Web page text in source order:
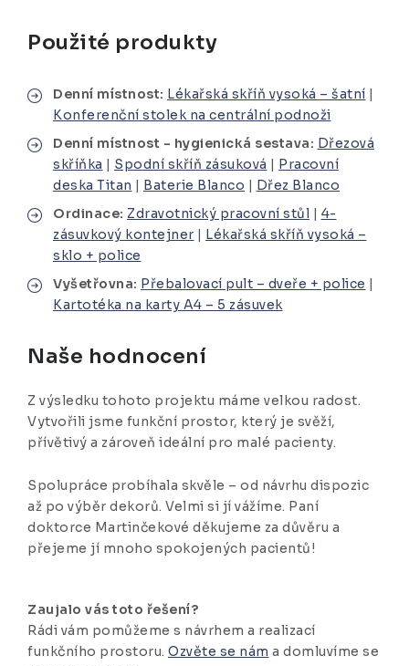
Použité produkty
Denní místnost: Lékařská skříň vysoká – šatní |
Konferenční stolek na centrální podnoži
Denní místnost - hygienická sestava: Dřezová
skříňka | Spodní skříň zásuková | Pracovní
deska Titan | Baterie Blanco | Dřez Blanco
Ordinace: Zdravotnický pracovní stůl | 4-
zásuvkový kontejner | Lékařská skříň vysoká –
sklo + police
Vyšetřovna: Přebalovací pult – dveře + police |
Kartotéka na karty A4 – 5 zásuvek
Naše hodnocení
Z výsledku tohoto projektu máme velkou radost.
Vytvořili jsme funkční prostor, který je svěží,
přívětivý a zároveň ideální pro malé pacienty.
Spolupráce probíhala skvěle – od návrhu dispozic
až po výběr dekorů. Velmi si jí vážíme. Paní
doktorce Martinčekové děkujeme za důvěru a
přejeme jí mnoho spokojených pacientů!
Zaujalo vás toto řešení?
Rádi vám pomůžeme s návrhem a realizací
funkčního prostoru. Ozvěte se nám a domluvíme se